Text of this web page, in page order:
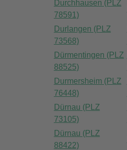
Durchhausen (PLZ
78591)
Durlangen (PLZ
73568)
Dürmentingen (PLZ
88525)
Durmersheim (PLZ
76448)
Dürnau (PLZ
73105)
Dürnau (PLZ
88422)